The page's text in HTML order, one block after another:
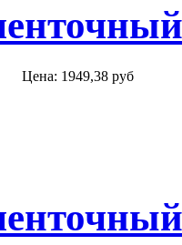
Цена: 1949,38 руб